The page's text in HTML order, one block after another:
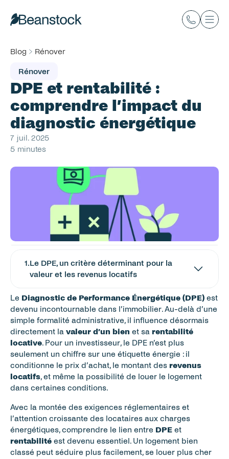
Blog Rénover
Rénover
DPE et rentabilité :
comprendre l’impact du
diagnostic énergétique
7 juil. 2025
5 minutes
1.Le DPE, un critère déterminant pour la
valeur et les revenus locatifs
Le Diagnostic de Performance Énergétique (DPE) est
devenu incontournable dans l’immobilier. Au-delà d’une
simple formalité administrative, il influence désormais
directement la valeur d’un bien et sa rentabilité
locative. Pour un investisseur, le DPE n’est plus
seulement un chiffre sur une étiquette énergie : il
conditionne le prix d’achat, le montant des revenus
locatifs, et même la possibilité de louer le logement
dans certaines conditions.
Avec la montée des exigences réglementaires et
l’attention croissante des locataires aux charges
énergétiques, comprendre le lien entre DPE
rentabilité est devenu essentiel. Un logement bien
classé peut séduire plus facilement, se louer plus cher